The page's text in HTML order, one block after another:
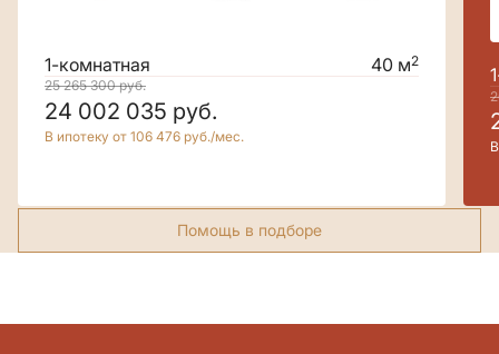
1-комнатная 40 м2
25 265 300руб.
24 002 035 руб.
В ипотеку от 106 476 руб./мес.
Помощь в подборе